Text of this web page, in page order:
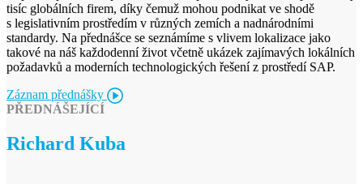
tisíc globálních firem, díky čemuž mohou podnikat ve shodě
s legislativním prostředím v různých zemích a nadnárodními
standardy. Na přednášce se seznámíme s vlivem lokalizace jako
takové na náš každodenní život včetně ukázek zajímavých lokálních
požadavků a moderních technologických řešení z prostředí SAP.
Záznam přednášky
PŘEDNÁŠEJÍCÍ
Richard Kuba